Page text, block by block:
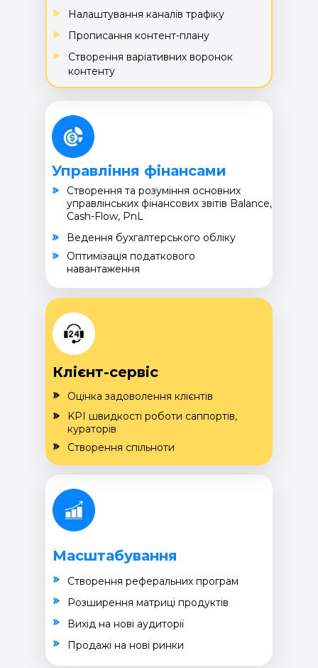
Управління фінансами
Cтворення та розуміння основних
управлінських фінансових звітів Balance,
Cash-Flow, PnL
Ведення бухгалтерського обліку
Оптимізація податкового
навантаження
Налаштування каналів трафіку
Створення варіативних воронок
контенту
Прописання контент-плану
Клієнт-сервіс
Оцінка задоволення клієнтів
Створення спільноти
KPI швидкості роботи саппортів,
кураторів
Масштабування
Створення реферальних програм
Вихід на нові аудиторії
Розширення матриці продуктів
Продажі на нові ринки